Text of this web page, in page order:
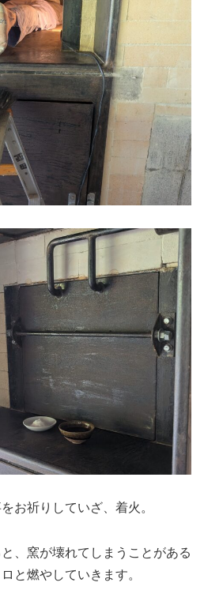
お祈りしていざ、着火。
、窯が壊れてしまうことがある
と燃やしていきます。